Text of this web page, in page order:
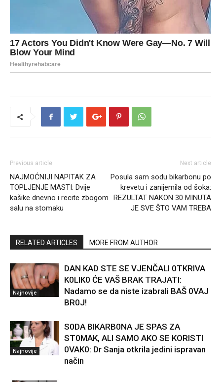
Previous article
NAJMOĆNIJI NAPITAK ZA
TOPLJENJE MASTI: Dvije
kašike dnevno i recite zbogom
salu na stomaku
Next article
Posula sam sodu bikarbonu po
krevetu i zanijemila od šoka:
REZULTAT NAKON 30 MINUTA
JE SVE ŠTO VAM TREBA
RELATED ARTICLES MORE FROM AUTHOR
Najnovije
DAN KAD STE SE VJENČALI 0TKRIVA
K0LIK0 ĆE VAŠ BRAK TRAJATI:
Nadamo se da niste izabrali BAŠ 0VAJ
BR0J!
Najnovije
S0DA BIKARB0NA JE SPAS ZA
ST0MAK, ALI SAMO AKO SE KORISTI
0VAK0: Dr Sanja otkrila jedini ispravan
način